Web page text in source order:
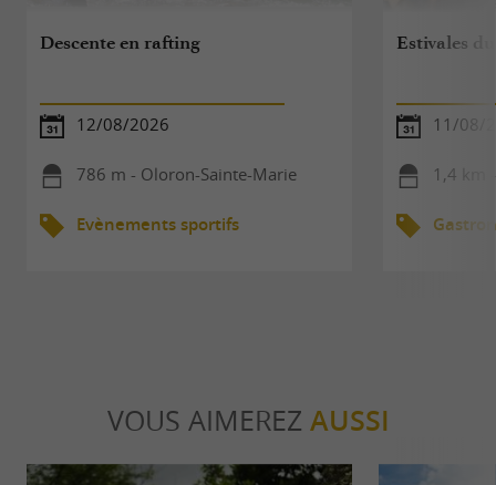
Descente en rafting
12/08/2026
786 m - Oloron-Sainte-Marie
Evènements sportifs
Estivales
11/08/
1,4 km
VOUS AIMEREZ AUSSI